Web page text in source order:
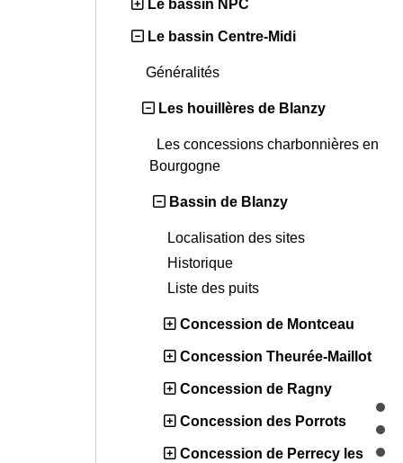
Le bassin NPC
Le bassin Centre-Midi
Généralités
Les houillères de Blanzy
Les concessions charbonnières en
Bourgogne
Bassin de Blanzy
Localisation des sites
Historique
Liste des puits
Concession de Montceau
Concession Theurée-Maillot
Concession de Ragny
Concession des Porrots
Concession de Perrecy les